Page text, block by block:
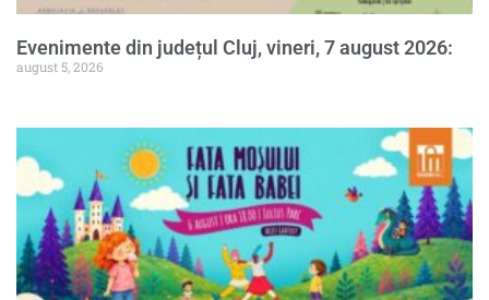
Evenimente din județul Cluj, vineri, 7 august 2026:
august 5, 2026